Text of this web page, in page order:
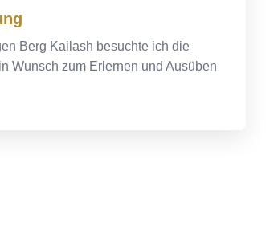
Berg Kailash besuchte ich die
Wunsch zum Erlernen und Ausüben